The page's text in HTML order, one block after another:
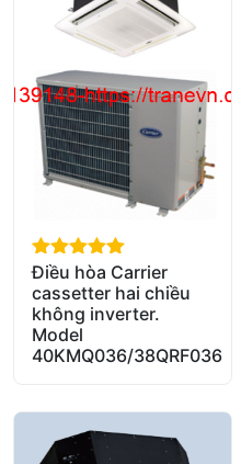
out of 5
Điều hòa Carrier
cassetter hai chiều
không inverter.
Model
40KMQ036/38QRF036